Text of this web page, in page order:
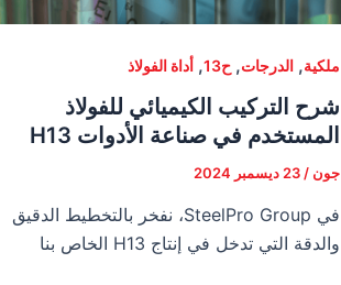
ملكية, الدرجات, ح13 , أداة الفولاذ
شرح التركيب الكيميائي للفولاذ
المستخدم في صناعة الأدوات H13
جون /23 ديسمبر 2024
في SteelPro Group، نفخر بالتخطيط الدقيق
والدقة التي تدخل في إنتاج H13 الخاص بنا